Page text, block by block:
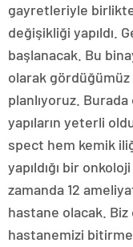
gayretleriyle birlikte
değişikliği yapıldı.
başlanacak. Bu
olarak
planlıyoruz.
yapıların yeterli
spect hem kemik
yapıldığı bir
zamanda 12
hastane olacak. Biz
hastanemizi